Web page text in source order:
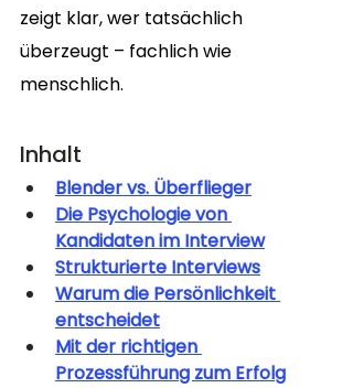
zeigt klar, wer tatsächlich
überzeugt – fachlich wie
menschlich.
Inhalt
Blender vs. Überflieger
Die Psychologie von
Kandidaten im Interview
Strukturierte Interviews
Warum die Persönlichkeit
entscheidet
Mit der richtigen
Prozessführung zum Erfolg